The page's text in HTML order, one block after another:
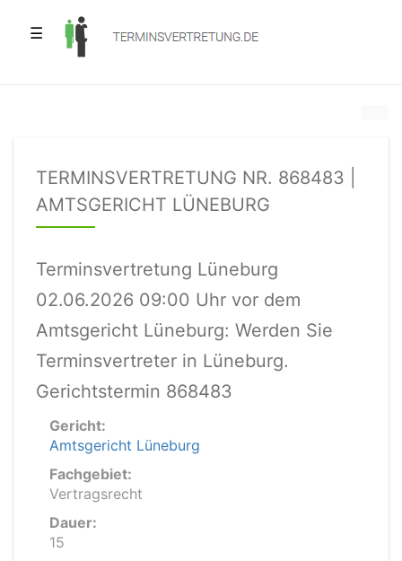
☰
TERMINSVERTRETUNG NR. 868483 |
AMTSGERICHT LÜNEBURG
Terminsvertretung Lüneburg
02.06.2026 09:00 Uhr vor dem
Amtsgericht Lüneburg: Werden Sie
Terminsvertreter in Lüneburg.
Gerichtstermin 868483
Gericht:
Amtsgericht Lüneburg
Fachgebiet:
Vertragsrecht
Dauer:
15